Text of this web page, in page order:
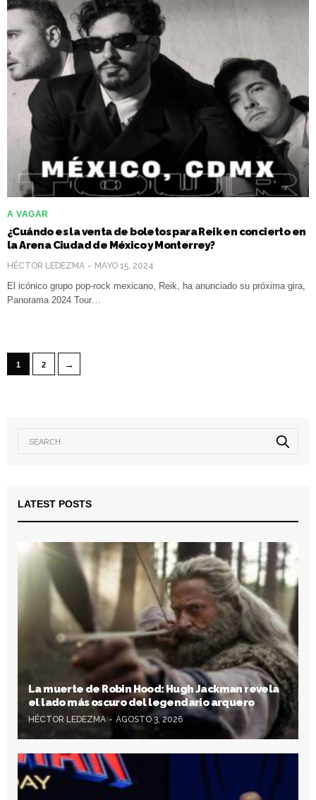
A VAGAR
¿Cuándo es la venta de boletos para Reik en concierto en
la Arena Ciudad de México y Monterrey?
HÉCTOR LEDEZMA MAYO 15, 2024
El icónico grupo pop-rock mexicano, Reik, ha anunciado su próxima gira,
Panorama 2024 Tour…
1 2 →
LATEST POSTS
La muerte de Robin Hood: Hugh Jackman revela
el lado más oscuro del legendario arquero
HÉCTOR LEDEZMA AGOSTO 3, 2026